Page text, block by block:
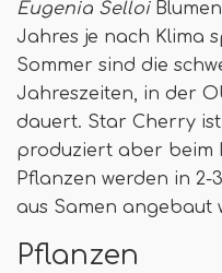
Eugenia Selloi
Jahres je nach Klima
Sommer sind die
Jahreszeiten, in der
dauert. Star Cherry
produziert aber beim
Pflanzen werden in
aus Samen angebaut
Pflanzen